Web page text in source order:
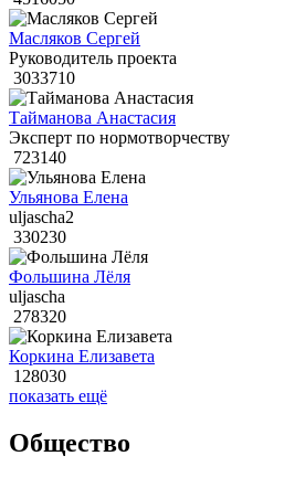
Масляков Сергей
Руководитель проекта
3033710
Тайманова Анастасия
Эксперт по нормотворчеству
723140
Ульянова Елена
uljascha2
330230
Фольшина Лёля
uljascha
278320
Коркина Елизавета
128030
показать ещё
Общество